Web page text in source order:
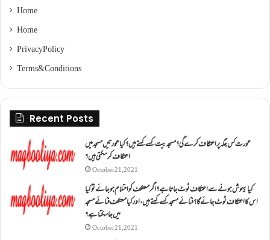
Home
Home
Privacy Policy
Terms & Conditions
Recent Posts
عورت کس جگہ پر اعتکاف کرے گی؟مسجد بیت کسے کہتے ہیں؟کیا عورتیں مسجد میں
اعتکاف کر سکتی ہیں؟
October 21, 2021
کیا بیہوش ہونے سے اعتکاف ٹوٹ جاتا ہے؟ اگر معتکف کو احتلام ہو جائے تو کیا
اس کا اعتکاف ٹوٹ جائے گا؟فنائے مسجد کسے کہتے ہیں ، اور کیا معتکف فنائے مسجد
میں جا سکتا ہے؟
October 21, 2021